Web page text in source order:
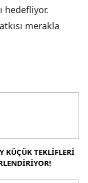
hedefliyor.
merakla
KÜÇÜK TEKLİFLERİ